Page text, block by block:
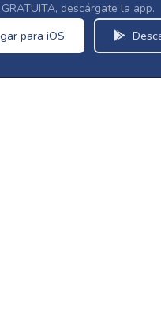
descárgate la app.
para iOS